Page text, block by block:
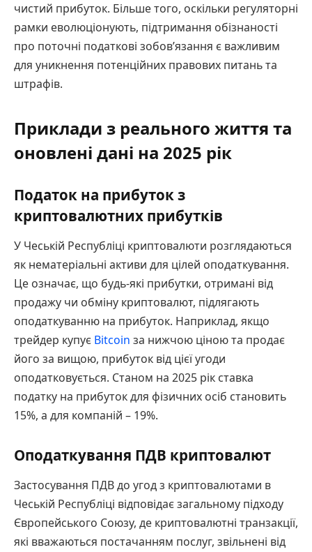
чистий прибуток. Більше того, оскільки регуляторні
рамки еволюціонують, підтримання обізнаності
про поточні податкові зобов’язання є важливим
для уникнення потенційних правових питань та
штрафів.
Приклади з реального життя та
оновлені дані на 2025 рік
Податок на прибуток з
криптовалютних прибутків
У Чеській Республіці криптовалюти розглядаються
як нематеріальні активи для цілей оподаткування.
Це означає, що будь-які прибутки, отримані від
продажу чи обміну криптовалют, підлягають
оподаткуванню на прибуток. Наприклад, якщо
трейдер купує Bitcoin за нижчою ціною та продає
його за вищою, прибуток від цієї угоди
оподатковується. Станом на 2025 рік ставка
податку на прибуток для фізичних осіб становить
15%, а для компаній – 19%.
Оподаткування ПДВ криптовалют
Застосування ПДВ до угод з криптовалютами в
Чеській Республіці відповідає загальному підходу
Європейського Союзу, де криптовалютні транзакції,
які вважаються постачанням послуг, звільнені від